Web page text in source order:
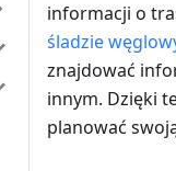
informacji o
śladzie
znajdować
innym. Dzięki
planować